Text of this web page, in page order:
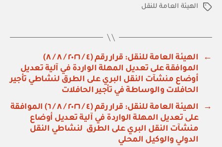
الوسومالهيئة العامة للنقل
←
الهيئة العامة للنقل: قرار رقم (٤ / ٢٠٢٦ / ٨ / ٨)
الموافقة على تعديل المهلة الواردة في آلية تعديل
أوضاع منشآت النقل البري على الطرق لنشاطي تأجير
الحافلات والوساطة في تأجير الحافلات
→
الهيئة العامة للنقل: قرار رقم (٤ / ٢٠٢٦ / ٨ / ٦) الموافقة
على تعديل المهلة الواردة في آلية تعديل أوضاع
منشآت النقل البري على الطرق لنشاطي النقل
الدولي والوكيل المحلي